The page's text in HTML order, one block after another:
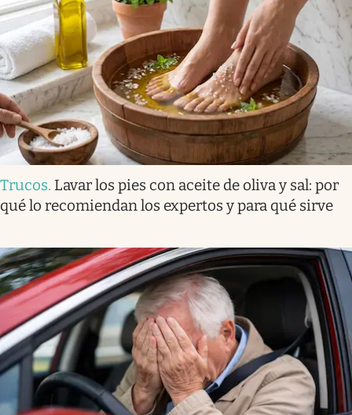
Trucos. Lavar los pies con aceite de oliva y sal: por
qué lo recomiendan los expertos y para qué sirve